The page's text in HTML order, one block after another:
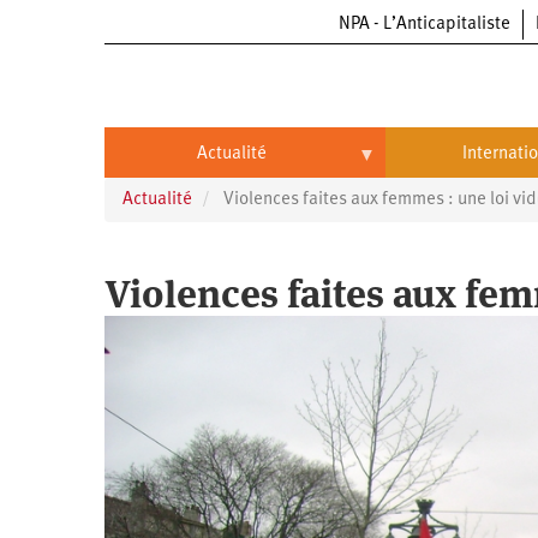
NPA - L’Anticapitaliste
Actualité
Actualité
Entreprises
Aéronautique
Commerce
Antiracisme
Féminisme
Écologie
Éducation
International
Chine
États-
Unis
Continents
Continents
Afrique
Actualité Violences faites aux femmes : une loi
Violences faites aux